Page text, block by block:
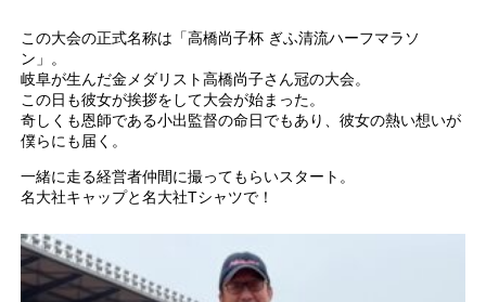
この大会の正式名称は「高橋尚子杯 ぎふ清流ハーフマラソ
ン」。
岐阜が生んだ金メダリスト高橋尚子さん冠の大会。
この日も彼女が挨拶をして大会が始まった。
奇しくも恩師である小出監督の命日でもあり、彼女の熱い想いが
僕らにも届く。
一緒に走る経営者仲間に撮ってもらいスタート。
名大社キャップと名大社Tシャツで！